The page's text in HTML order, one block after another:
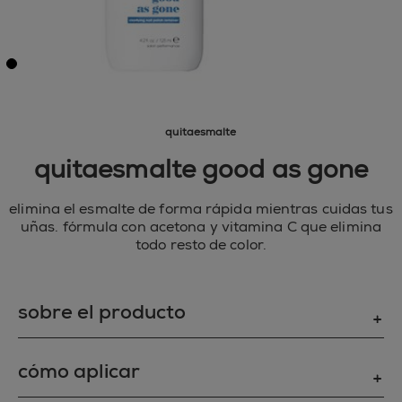
quitaesmalte
quitaesmalte good as gone
elimina el esmalte de forma rápida mientras cuidas tus
uñas. fórmula con acetona y vitamina C que elimina
todo resto de color.
sobre el producto
por sus propiedades antioxidantes e iluminadoras,
eliminará el color de tus uñas con suavidad
cómo aplicar